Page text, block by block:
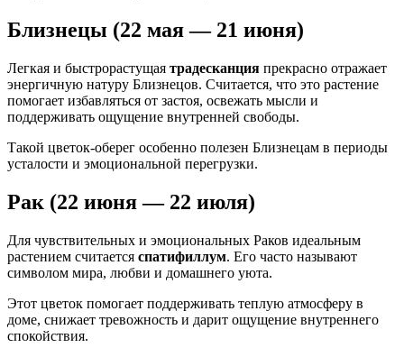
Близнецы (22 мая — 21 июня)
Легкая и быстрорастущая традесканция прекрасно отражает
энергичную натуру Близнецов. Считается, что это растение
помогает избавляться от застоя, освежать мысли и
поддерживать ощущение внутренней свободы.
Такой цветок-оберег особенно полезен Близнецам в периоды
усталости и эмоциональной перегрузки.
Рак (22 июня — 22 июля)
Для чувствительных и эмоциональных Раков идеальным
растением считается спатифиллум. Его часто называют
символом мира, любви и домашнего уюта.
Этот цветок помогает поддерживать теплую атмосферу в
доме, снижает тревожность и дарит ощущение внутреннего
спокойствия.